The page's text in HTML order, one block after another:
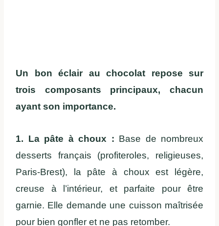
Un bon éclair au chocolat repose sur
trois composants principaux, chacun
ayant son importance.
1. La pâte à choux : Base de nombreux
desserts français (profiteroles, religieuses,
Paris-Brest), la pâte à choux est légère,
creuse à l’intérieur, et parfaite pour être
garnie. Elle demande une cuisson maîtrisée
pour bien gonfler et ne pas retomber.